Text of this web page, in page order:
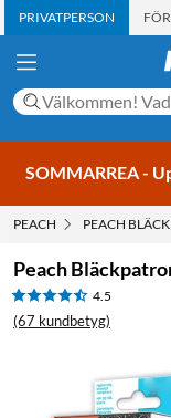
PRIVATPERSON
SOMMARREA -
PEACH PEACH
Peach
4.5
(67 kundbetyg)